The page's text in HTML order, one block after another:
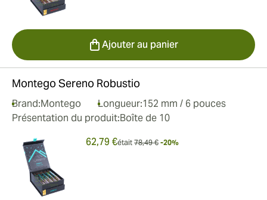
Ajouter au panier
Montego Sereno Robustio
Brand:Montego Longueur:152 mm / 6 pouces
Présentation du produit:Boîte de 10
62,79 €était 78,49 € -20%